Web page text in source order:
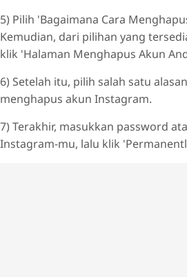
5) Pilih 'Bagaimana Cara
Kemudian, dari pilihan yang
klik 'Halaman Menghapus Akun
6) Setelah itu, pilih salah satu
menghapus akun Instagram.
7) Terakhir, masukkan password
Instagram-mu, lalu klik